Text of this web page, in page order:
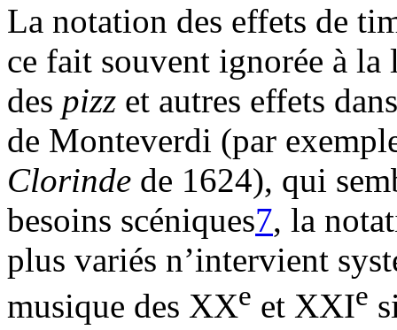
La notation des effets de
ce fait souvent ignorée à
des pizz et autres effets
de Monteverdi (par
Clorinde de 1624), qui
besoins scéniques7, la
plus variés n’intervient
musique des XXe et XXIe